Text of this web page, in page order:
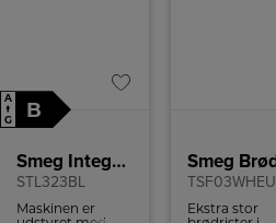
A
↑
G
B
Smeg Integrerbar opvaskemaskine
STL323BL
Maskinen er
TSF03WHEU
Ekstra stor